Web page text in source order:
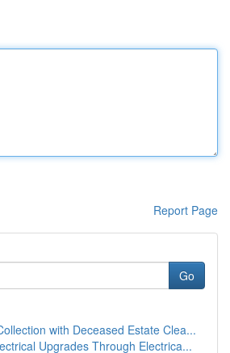
Report Page
Go
with Deceased Estate Clea...
Upgrades Through Electrica...